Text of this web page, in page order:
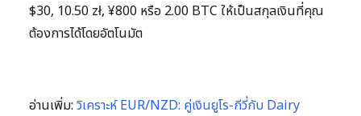
$30, 10.50 zł, ¥800 หรือ 2.00 BTC ให้เป็นสกุลเงินที่คุณ
ต้องการได้โดยอัตโนมัต
อ่านเพิ่ม: วิเคราะห์ EUR/NZD: คู่เงินยูโร-กีวี่กับ Dairy